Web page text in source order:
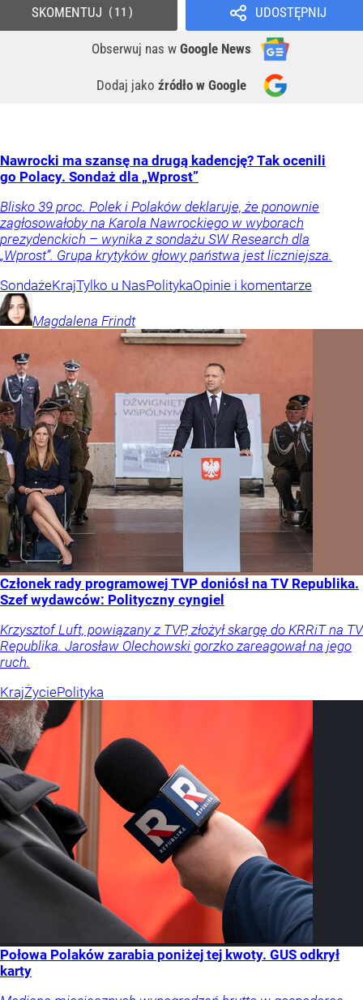
UDOSTĘPNIJ
Obserwuj nas w Google News
Dodaj jako źródło w Google
SKOMENTUJ 11
Nawrocki ma szansę na drugą kadencję? Tak ocenili
go Polacy. Sondaż dla „Wprost”
Blisko 39 proc. Polek i Polaków deklaruje, że ponownie
zagłosowałoby na Karola Nawrockiego w wyborach
prezydenckich – wynika z sondażu SW Research dla
„Wprost”. Grupa krytyków głowy państwa jest liczniejsza.
SondażeKrajTylko u NasPolitykaOpinie i komentarze
Magdalena Frindt
Członek rady programowej TVP doniósł na TV Republika.
Szef wydawców: Polityczny cyngiel
Krzysztof Luft, powiązany z TVP, złożył skargę do KRRiT na TV
Republika. Jarosław Olechowski gorzko zareagował na jego
ruch.
KrajŻyciePolityka
Połowa Polaków zarabia poniżej tej kwoty. GUS odkrył
karty